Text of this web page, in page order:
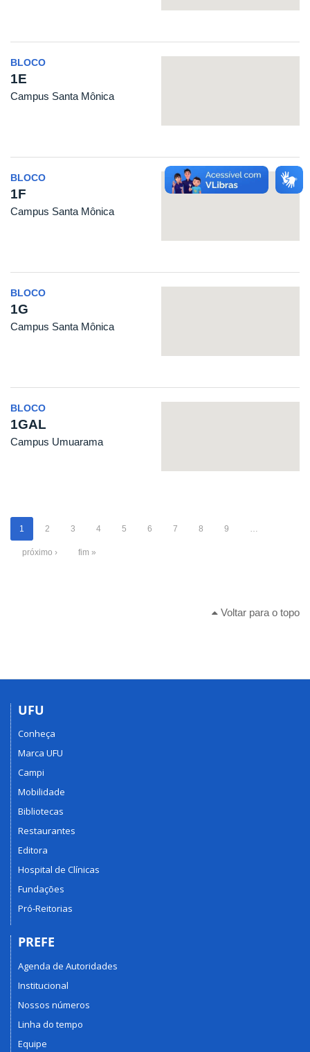
BLOCO
1E
Campus Santa Mônica
BLOCO
1F
Campus Santa Mônica
BLOCO
1G
Campus Santa Mônica
BLOCO
1GAL
Campus Umuarama
1 2 3 4 5 6 7 8 9 …
próximo › fim »
Voltar para o topo
UFU
Conheça
Marca UFU
Campi
Mobilidade
Bibliotecas
Restaurantes
Editora
Hospital de Clínicas
Fundações
Pró-Reitorias
PREFE
Agenda de Autoridades
Institucional
Nossos números
Linha do tempo
Equipe